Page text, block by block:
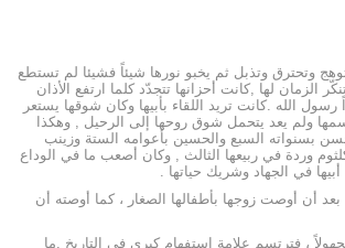
وتحترق وتذبل ثم يخبو نورها شيئاً فشيئا لم تستطع
الزمان لها ,كانت أحزانها تتجدّد كلما ارتفع الأذان
الله .كانت تريد اللقاء بأبيها وكان شوقها يستعر
ولم يعد يتحمل شوق روحها إلى الرحيل , وهكذا
بسنواته السبع والحسين بأعوامه الستة وزينب
وردة في ربيعها الثالث , وكان أصعب ما في الوداع
في الجهاد وشريك حياتها .
بعد أن أوصت زوجها بأطفالها الصغار ، كما أوصته أن
، فترتسم علامة استفهام كبرى في التاريخ ,ما